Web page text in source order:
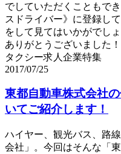
でしていただくこともで
スドライバー》に登録し
をして見てはいかがでし
ありがとうございました！
タクシー求人企業特集
2017/07/25
東都自動車株式会社
いてご紹介します！
ハイヤー、観光バス、路
会社」。今回はそんな「